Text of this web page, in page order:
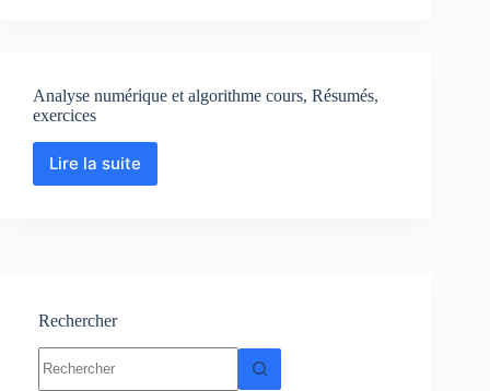
corrigés
et
Examens
corrigés
Analyse numérique et algorithme cours, Résumés,
exercices
Lire la suite
Analyse
Rechercher
résultat